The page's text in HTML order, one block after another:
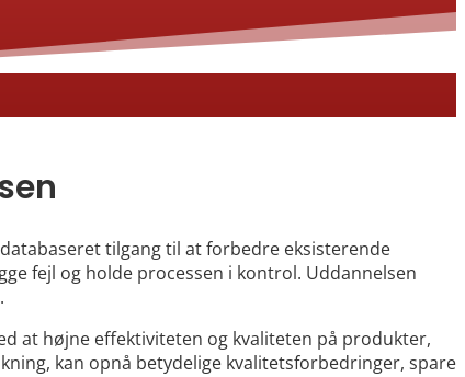
tilgang til at forbedre eksisterende
fejl og holde processen i kontrol. Uddannelsen
at højne effektiviteten og kvaliteten på produkter,
kan opnå betydelige kvalitetsforbedringer, spare